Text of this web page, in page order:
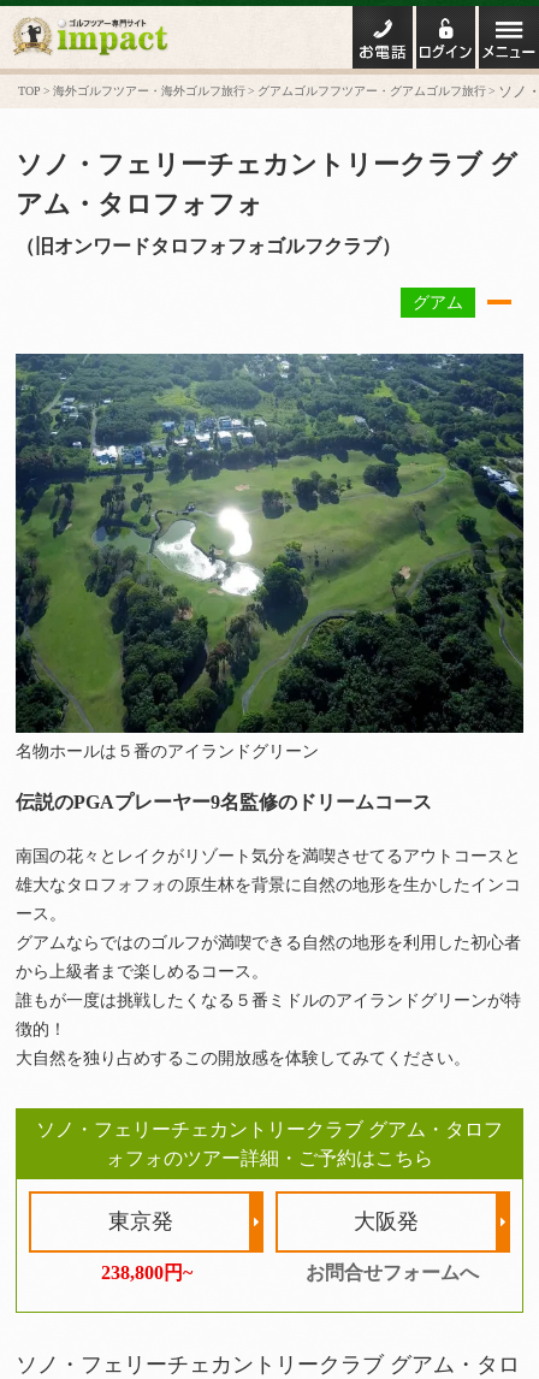
TOP 海外ゴルフツアー・海外ゴルフ旅行 グアムゴルフフツアー・グアムゴルフ旅行 ソノ
ソノ・フェリーチェカントリークラブ グ
アム・タロフォフォ
（旧オンワードタロフォフォゴルフクラブ）
グアム
名物ホールは５番のアイランドグリーン
伝説のPGAプレーヤー9名監修のドリームコース
南国の花々とレイクがリゾート気分を満喫させてるアウトコースと
雄大なタロフォフォの原生林を背景に自然の地形を生かしたインコ
ース。
グアムならではのゴルフが満喫できる自然の地形を利用した初心者
から上級者まで楽しめるコース。
誰もが一度は挑戦したくなる５番ミドルのアイランドグリーンが特
徴的！
大自然を独り占めするこの開放感を体験してみてください。
ソノ・フェリーチェカントリークラブ グアム・タロフ
ォフォのツアー詳細・ご予約はこちら
東京発
238,800円~
大阪発
お問合せフォームへ
ソノ・フェリーチェカントリークラブ グアム・タロ